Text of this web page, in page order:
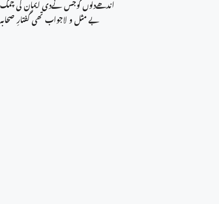
اندھےدلوں کوجس نےدی ایمان کی چمک
بے مثل و لاجواب تھی گفتارِ صحابہ